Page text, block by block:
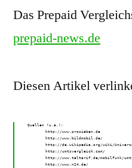
Das Prepaid
prepaid-news.de
Diesen Artikel
Quellen (u.a.):
http://www.prosieben.de
http://www.bildmobil.de/
http://de.wikipedia.org/wiki/
http://umtsvergleich.com/
http://www.teltarif.de/mobilfunk/
http://www.n24.de/